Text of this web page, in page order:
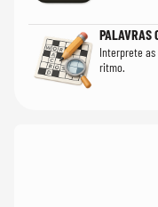
PALAVRAS
Interprete
ritmo.